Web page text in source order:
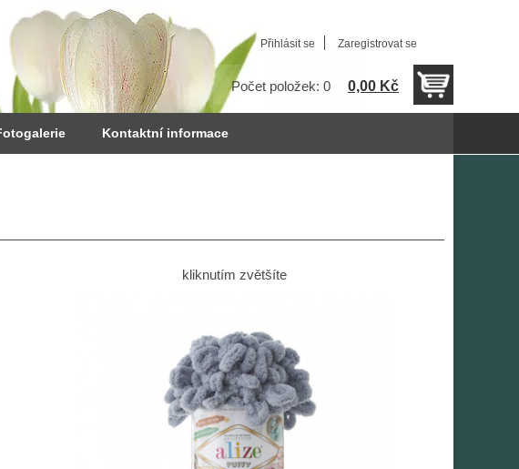
Přihlásit se Zaregistrovat se
Počet položek: 0 0,00 Kč
Kontaktní informace
kliknutím zvětšíte